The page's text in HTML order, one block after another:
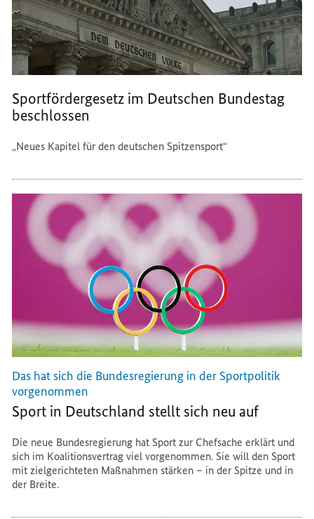
Sportfördergesetz im Deutschen Bundestag
beschlossen
„Neues Kapitel für den deutschen Spitzensport“
Das hat sich die Bundesregierung in der Sportpolitik
vorgenommen
Sport in Deutschland stellt sich neu auf
Die neue Bundesregierung hat Sport zur Chefsache erklärt und
sich im Koalitionsvertrag viel vorgenommen. Sie will den Sport
mit zielgerichteten Maßnahmen stärken – in der Spitze und in
der Breite.